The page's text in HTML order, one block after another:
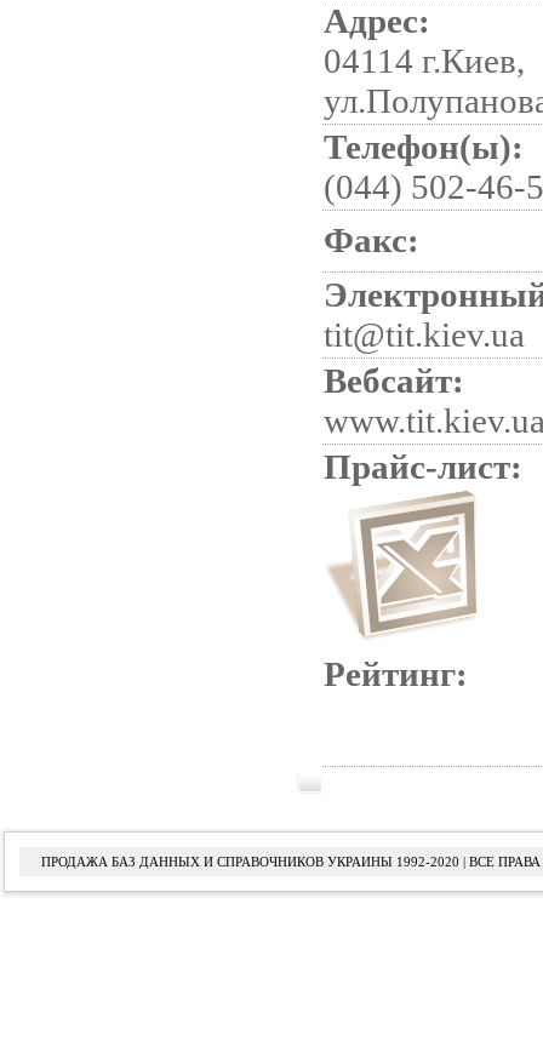
Адрес:
04114 г.Киев,
Телефон(ы):
(044) 502-46-
Факс:
tit@tit.kiev.ua
Вебсайт:
Прайс-лист:
Рейтинг:
ПРОДАЖА БАЗ ДАННЫХ И СПРАВОЧНИКОВ УКРАИНЫ 1992-2020 | ВСЕ